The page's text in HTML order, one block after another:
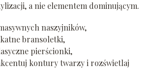
a nie elementem dominującym.
naszyjników,
bransoletki,
pierścionki,
kontury twarzy i rozświetlaj